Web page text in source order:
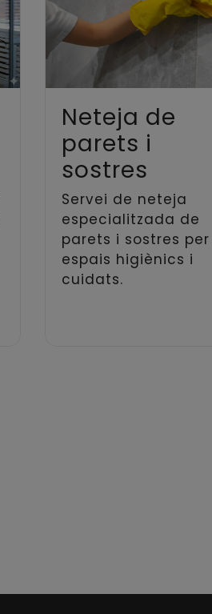
Neteja de
parets i
sostres
Servei de neteja
especialitzada de
parets i sostres
espais higiènics i
cuidats.